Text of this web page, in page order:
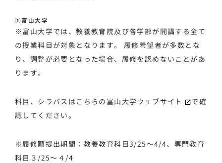
①富山大学
※富山大学では、教養教育院及び各学部が開講する全て
の授業科目が対象となります。 履修希望者が多数とな
り、調整が必要となった場合、履修を認めないことがあ
ります。
科目、シラバスはこちらの 富山大学ウェブサイト
で確
認してください。
※履修願提出期間：教養教育科目3/25～4/4、専門教育
科目３/25～４/4